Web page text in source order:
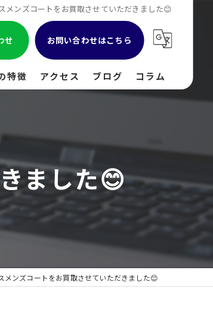
メンズコートをお買取させていただきました😊
せ お問い合わせはこちら
特徴
ド
アクセス ブログ コラム
ました😊
メンズコートをお買取させていただきました😊